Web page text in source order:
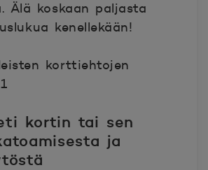
Älä koskaan paljasta
kenellekään!
korttiehtojen
kortin tai sen
ja